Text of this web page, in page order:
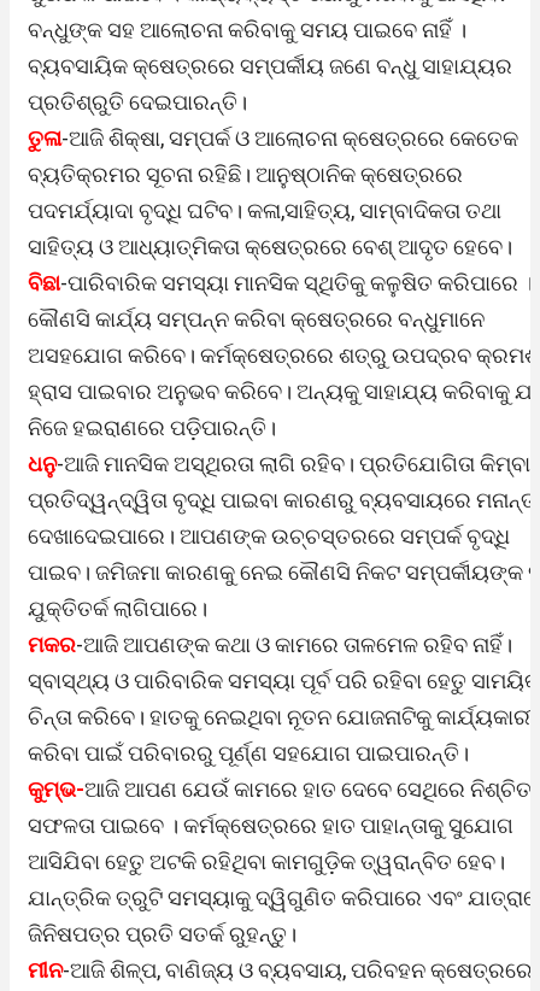
ବନ୍ଧୁଙ୍କ ସହ ଆଲୋଚନା କରିବାକୁ ସମୟ ପାଇବେ ନାହିଁ ।
ବ୍ୟବସାୟିକ କ୍ଷେତ୍ରରେ ସମ୍ପର୍କୀୟ ଜଣେ ବନ୍ଧୁ ସାହାଯ୍ୟର
ପ୍ରତିଶ୍ରୁତି ଦେଇପାରନ୍ତି।
ତୁଳା-ଆଜି ଶିକ୍ଷା, ସମ୍ପର୍କ ଓ ଆଲୋଚନା କ୍ଷେତ୍ରରେ କେତେକ
ବ୍ୟତିକ୍ରମର ସୂଚନା ରହିଛି। ଆନୁଷ୍ଠାନିକ କ୍ଷେତ୍ରରେ
ପଦମର୍ଯ୍ୟାଦା ବୃଦ୍ଧି ଘଟିବ। କଳା,ସାହିତ୍ୟ, ସାମ୍ବାଦିକତା ତଥା
ସାହିତ୍ୟ ଓ ଆଧ୍ୟାତ୍ମିକତା କ୍ଷେତ୍ରରେ ବେଶ୍ ଆଦୃତ ହେବେ।
ବିଛା-ପାରିବାରିକ ସମସ୍ୟା ମାନସିକ ସ୍ଥିତିକୁ କଳୁଷିତ କରିପାରେ ।
କୌଣସି କାର୍ଯ୍ୟ ସମ୍ପନ୍ନ କରିବା କ୍ଷେତ୍ରରେ ବନ୍ଧୁମାନେ
ଅସହଯୋଗ କରିବେ। କର୍ମକ୍ଷେତ୍ରରେ ଶତ୍ରୁ ଉପଦ୍ରବ
ହ୍ରାସ ପାଇବାର ଅନୁଭବ କରିବେ। ଅନ୍ୟକୁ ସାହାଯ୍ୟ କରିବାକୁ
ନିଜେ ହଇରାଣରେ ପଡ଼ିପାରନ୍ତି।
ଧନୁ-ଆଜି ମାନସିକ ଅସ୍ଥିରତା ଲାଗି ରହିବ। ପ୍ରତିଯୋଗିତା କିମ୍ବା
ପ୍ରତିଦ୍ୱନ୍ଦ୍ୱିତା ବୃଦ୍ଧି ପାଇବା କାରଣରୁ ବ୍ୟବସାୟରେ
ଦେଖାଦେଇପାରେ। ଆପଣଙ୍କ ଉଚ୍ଚସ୍ତରରେ ସମ୍ପର୍କ ବୃଦ୍ଧି
ପାଇବ। ଜମିଜମା କାରଣକୁ ନେଇ କୌଣସି ନିକଟ ସମ୍ପର୍କୀୟଙ୍କ
ଯୁକ୍ତିତର୍କ ଲାଗିପାରେ।
ମକର-ଆଜି ଆପଣଙ୍କ କଥା ଓ କାମରେ ତାଳମେଳ ରହିବ ନାହିଁ।
ସ୍ବାସ୍ଥ୍ୟ ଓ ପାରିବାରିକ ସମସ୍ୟା ପୂର୍ବ ପରି ରହିବା ହେତୁ ସାମୟିକ
ଚିନ୍ତା କରିବେ। ହାତକୁ ନେଇଥିବା ନୂତନ ଯୋଜନାଟିକୁ କାର୍ଯ୍ୟକାରୀ
କରିବା ପାଇଁ ପରିବାରରୁ ପୂର୍ଣ୍ଣ ସହଯୋଗ ପାଇପାରନ୍ତି।
କୁମ୍ଭ-ଆଜି ଆପଣ ଯେଉଁ କାମରେ ହାତ ଦେବେ ସେଥିରେ ନିଶ୍ଚିତ
ସଫଳତା ପାଇବେ । କର୍ମକ୍ଷେତ୍ରରେ ହାତ ପାହାନ୍ତାକୁ ସୁଯୋଗ
ଆସିଯିବା ହେତୁ ଅଟକି ରହିଥିବା କାମଗୁଡ଼ିକ ତ୍ୱରାନ୍ବିତ ହେବ।
ଯାନ୍ତ୍ରିକ ତ୍ରୁଟି ସମସ୍ୟାକୁ ଦ୍ୱିଗୁଣିତ କରିପାରେ ଏବଂ
ଜିନିଷପତ୍ର ପ୍ରତି ସତର୍କ ରୁହନ୍ତୁ।
ମୀନ-ଆଜି ଶିଳ୍ପ, ବାଣିଜ୍ୟ ଓ ବ୍ୟବସାୟ, ପରିବହନ କ୍ଷେତ୍ରରେ